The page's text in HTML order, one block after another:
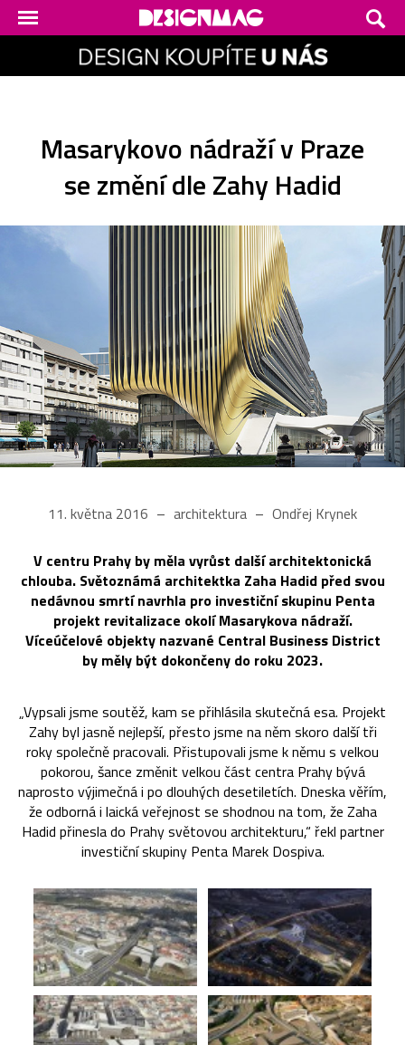
Masarykovo nádraží v Praze
se změní dle Zahy Hadid
11. května 2016 architektura Ondřej Krynek
V centru Prahy by měla vyrůst další architektonická
chlouba. Světoznámá architektka Zaha Hadid před svou
nedávnou smrtí navrhla pro investiční skupinu Penta
projekt revitalizace okolí Masarykova nádraží.
Víceúčelové objekty nazvané Central Business District
by měly být dokončeny do roku 2023.
„Vypsali jsme soutěž, kam se přihlásila skutečná esa. Projekt
Zahy byl jasně nejlepší, přesto jsme na něm skoro další tři
roky společně pracovali. Přistupovali jsme k němu s velkou
pokorou, šance změnit velkou část centra Prahy bývá
naprosto výjimečná i po dlouhých desetiletích. Dneska věřím,
že odborná i laická veřejnost se shodnou na tom, že Zaha
Hadid přinesla do Prahy světovou architekturu,“ řekl partner
investiční skupiny Penta Marek Dospiva.